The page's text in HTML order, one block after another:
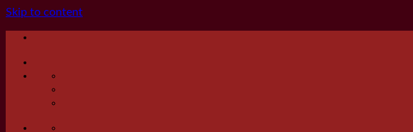
Skip to content